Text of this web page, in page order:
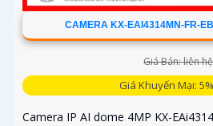
CAMERA KX-EAI4314MN-FR-
Giá Bán: liên hệ
Giá Khuyến Mại:
Camera IP AI dome 4MP KX-